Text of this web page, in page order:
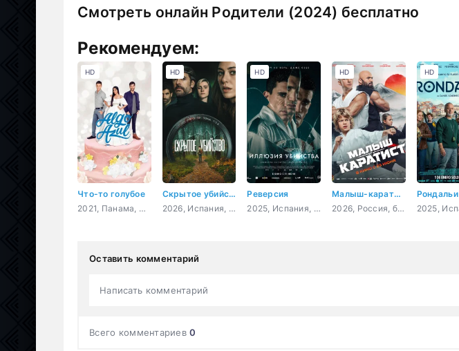
Смотреть онлайн Родители (2024) бесплатно
Рекомендуем:
Что-то голубое
2021, Панама, Колумбия, комедия
HD
Скрытое убийство
2026, Испания, Аргентина, триллер, криминал, детектив
HD
Реверсия
2025, Испания, Доминикана, триллер, детектив
HD
Малыш-каратист
2026, Россия, боевик, драма, спорт, семейный
HD
Рондальи
HD
Оставить комментарий
Написать комментарий
Всего комментариев0